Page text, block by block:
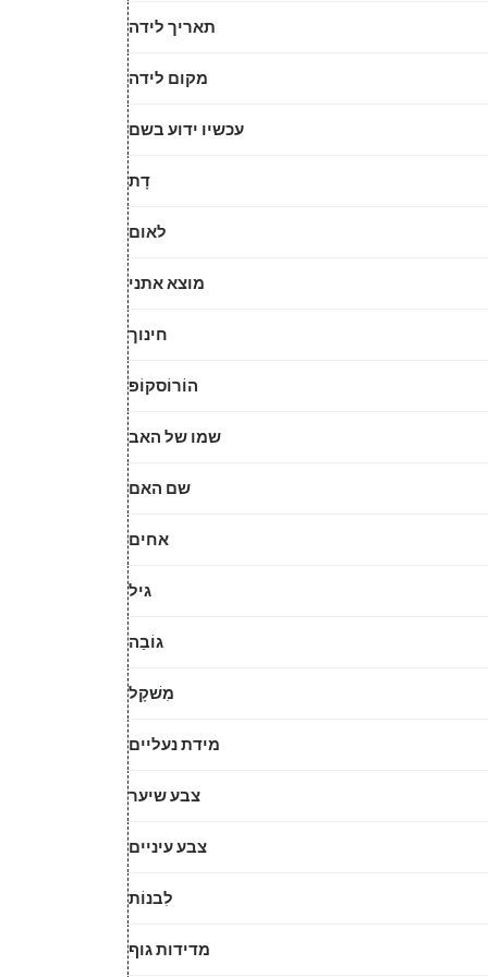
תאריך לידה
מקום לידה
עכשיו ידוע בשם
דָת
לאום
מוצא אתני
חינוך
הוֹרוֹסקוֹפּ
שמו של האב
שם האם
אחים
גיל
גוֹבַה
מִשׁקָל
מידת נעליים
צבע שיער
צבע עיניים
לִבנוֹת
מדידות גוף